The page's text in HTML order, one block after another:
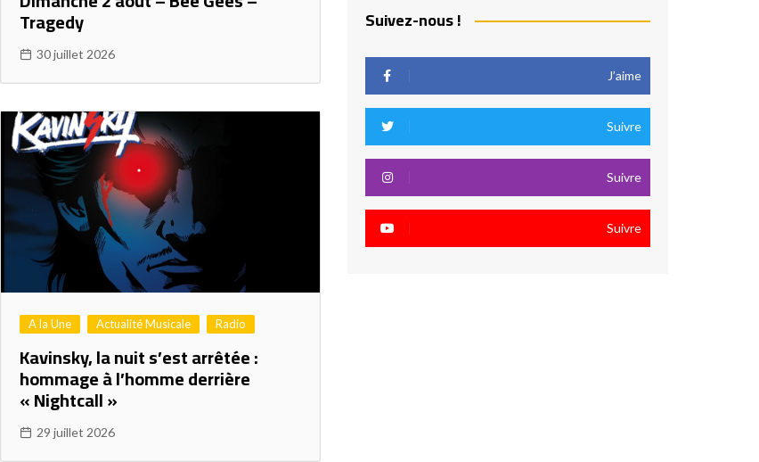
Tragedy
30 juillet 2026
A la Une Actualité Musicale Radio
Kavinsky, la nuit s’est arrêtée :
hommage à l’homme derrière
« Nightcall »
29 juillet 2026
Suivez-nous !
J’aime
Suivre
Suivre
Suivre